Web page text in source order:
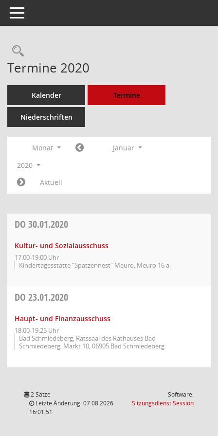
Toggle navigation
Rechercheauswahl
Termine 2020
Kalender Termine
Niederschriften
Monat
Januar
2020
Aktuell
DO 30.01.2020
Kultur- und Sozialausschuss
17:00-19:00 Uhr
Kindertagesstätte "Spatzennest" Meuro, Meuro 16 a
DO 23.01.2020
Haupt- und Finanzausschuss
18:00-19:25 Uhr
Bad Schmiedeberg, Ratssaal des Rathauses Bad
Schmiedeberg, Markt 10, 06905 Bad Schmiedeberg
2 Sätze
Letzte Änderung: 07.08.2026
16:01:51
Software:
SitzungsdienstSession(Wird in